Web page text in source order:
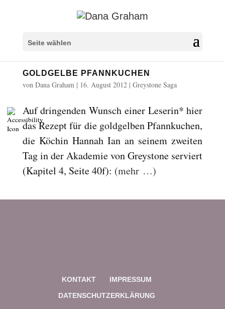
Seite wählen
GOLDGELBE PFANNKUCHEN
von Dana Graham| 16. August 2012| Greystone Saga
Auf dringenden Wunsch einer Leserin* hier
das Rezept für die goldgelben Pfannkuchen,
die Köchin Hannah Ian an seinem zweiten
Tag in der Akademie von Greystone serviert
(Kapitel 4, Seite 40f): (mehr …)
KONTAKT
IMPRESSUM
DATENSCHUTZERKLÄRUNG
Überschriften markieren
settings
zoom_out Herauszoomen
remove_circle_outline Schrift verkleinern
add_circle_outline Schrift vergrößern
spellcheck Lesbare Schriftart
brightness_high Heller Kontrast
options